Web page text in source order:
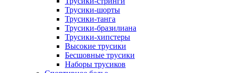
Трусики-шорты
Трусики-танга
Трусики-бразилиана
Трусики-хипстеры
Высокие трусики
Бесшовные трусики
Наборы трусиков